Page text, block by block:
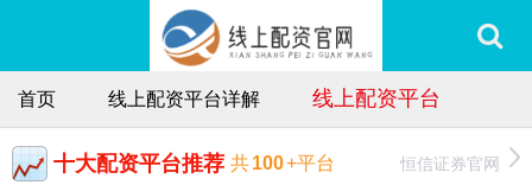
首页 线上配资平台详解 线上配资平台
十大配资平台推荐 共100+平台 恒信证券官网